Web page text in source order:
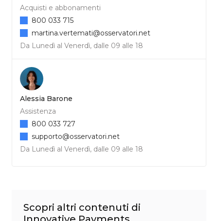
Acquisti e abbonamenti
Da Lunedì al Venerdì, dalle 09 alle 18
800 033 715
martina.vertemati@osservatori.net
Alessia Barone
Assistenza
Da Lunedì al Venerdì, dalle 09 alle 18
800 033 727
supporto@osservatori.net
Scopri altri contenuti di